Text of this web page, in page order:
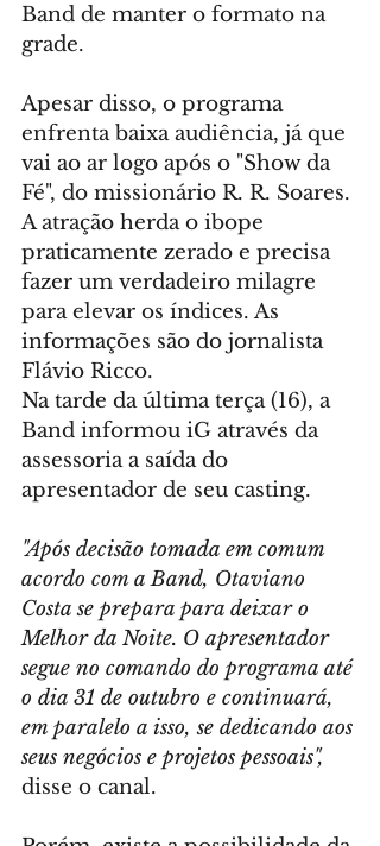
Band de manter o formato na
grade.
Apesar disso, o programa
enfrenta baixa audiência, já que
vai ao ar logo após o "Show da
Fé", do missionário R. R. Soares.
A atração herda o ibope
praticamente zerado e precisa
fazer um verdadeiro milagre
para elevar os índices. As
informações são do jornalista
Flávio Ricco.
Na tarde da última terça (16), a
Band informou iG através da
assessoria a saída do
apresentador de seu casting.
"Após decisão tomada em comum
acordo com a Band, Otaviano
Costa se prepara para deixar o
Melhor da Noite. O apresentador
segue no comando do programa até
o dia 31 de outubro e continuará,
em paralelo a isso, se dedicando aos
seus negócios e projetos pessoais",
disse o canal.